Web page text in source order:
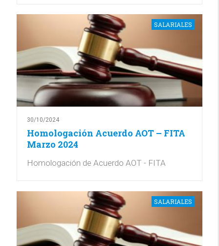
SALARIALES
30/10/2024
Homologación Acuerdo AOT – FITA
Marzo 2024
Homologación de Acuerdo AOT - FITA
SALARIALES